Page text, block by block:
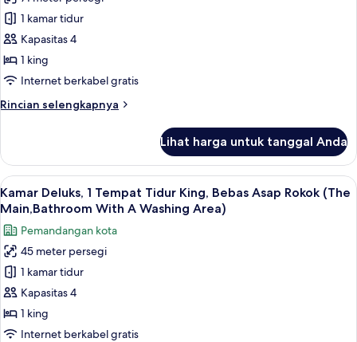
Main)
Suite
Junior,
Bebas
Asap
1 kamar tidur
Kapasitas 4
1 king
Internet berkabel gratis
Rincian selengkapnya
Rincian
Suite
Junior,
Bebas
Asap
Rokok
Lihat harga untuk tanggal Anda
Lihat
semua
foto
untuk
Kamar
Deluks,
1
Tempat
Tidur
Selimut bulu angsa, brankas, meja
4
Kamar Deluks, 1 Tempat Tidur King, Bebas Asap Rokok (The
Main,Bathroom With A Washing Area)
Pemandangan kota
45 meter persegi
1 kamar tidur
Kapasitas 4
1 king
Internet berkabel gratis